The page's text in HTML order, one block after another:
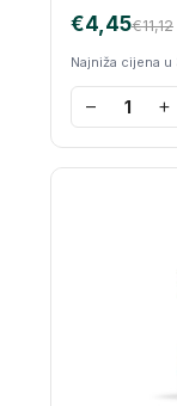
€11,12
€4,45
Najniža cijena u
− +